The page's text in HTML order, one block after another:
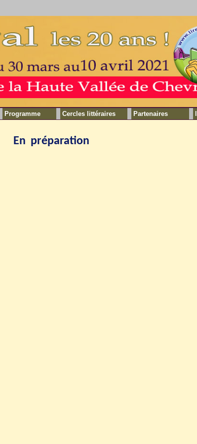
En préparation
Cercles littéraires
Programme Partenaires